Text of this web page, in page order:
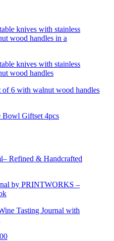
of 6 with walnut wood handles
Refined & Handcrafted